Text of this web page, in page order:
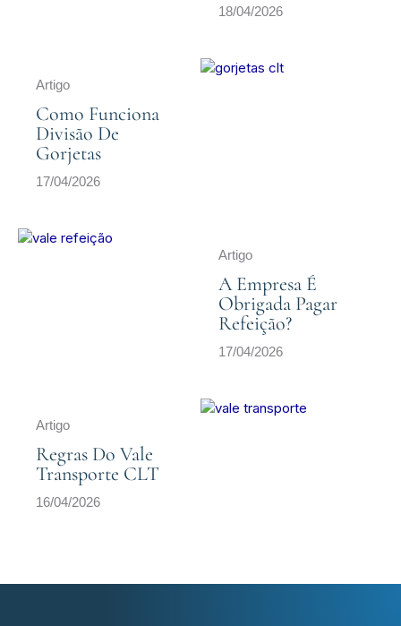
18/04/2026
Artigo
Como Funciona
Divisão De
Gorjetas
17/04/2026
Artigo
A Empresa É
Obrigada Pagar
Refeição?
17/04/2026
Artigo
Regras Do Vale
Transporte CLT
16/04/2026